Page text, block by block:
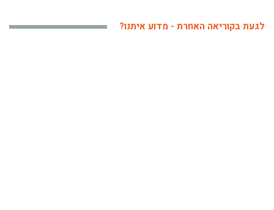
לגעת בקוריאה האחרת - מדוע איתנו?